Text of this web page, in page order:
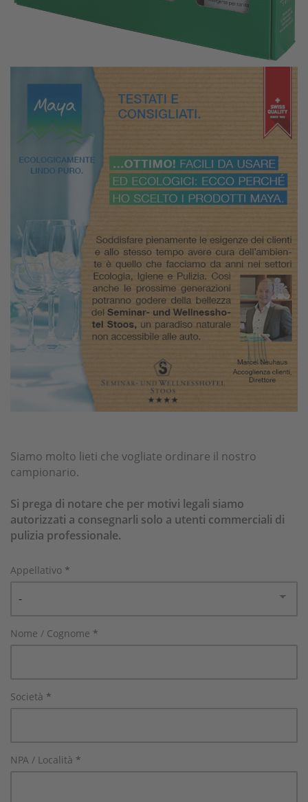
Siamo molto lieti che vogliate ordinare il nostro
campionario.
Si prega di notare che per motivi legali siamo
autorizzati a consegnarli solo a utenti commerciali di
pulizia professionale.
Appellativo *
Nome / Cognome *
Società *
NPA / Località *